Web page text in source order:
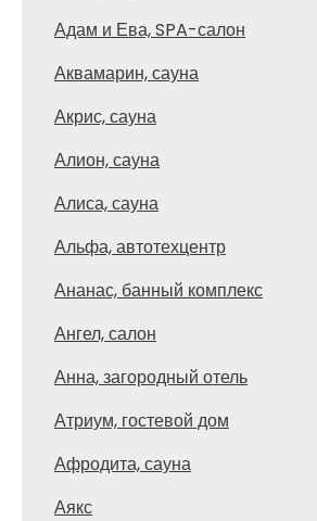
Адам и Ева, SPA-салон
Аквамарин, сауна
Акрис, сауна
Алион, сауна
Алиса, сауна
Альфа, автотехцентр
Ананас, банный комплекс
Ангел, салон
Анна, загородный отель
Атриум, гостевой дом
Афродита, сауна
Аякс